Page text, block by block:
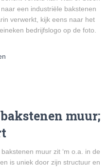
een industriële bakstenen
verwerkt, kijk eens naar het
bedrijfslogo op de foto.
muur;
muur zit ‘m o.a. in de
is uniek door zijn structuur en